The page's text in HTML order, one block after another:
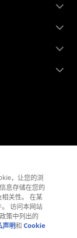
，让您的浏
息存储在您的
关性。 在某
访问本网站
策中列出的
声明和Cookie